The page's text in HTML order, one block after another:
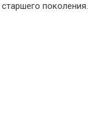
поколения.